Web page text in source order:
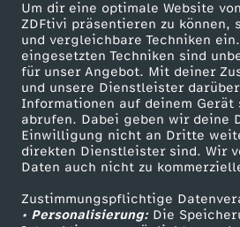
Um dir eine optimale Website
ZDFtivi präsentieren zu können,
und vergleichbare Techniken
eingesetzten Techniken sind
für unser Angebot. Mit deiner
und unsere Dienstleister
Informationen auf deinem
abrufen. Dabei geben wir deine
Einwilligung nicht an Dritte
direkten Dienstleister sind. Wir
Daten auch nicht zu
Zustimmungspflichtige
• Personalisierung:Die
,
a
b
e
r
Mehr ZDF
ZDF-Apps
Smart TV
ZDFtext
Livestreams